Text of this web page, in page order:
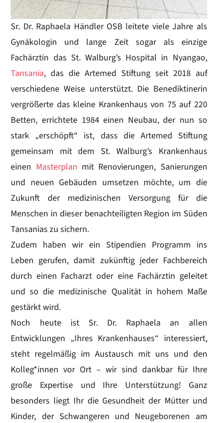
Sr. Dr. Raphaela Händler OSB leitete viele Jahre als
Gynäkologin und lange Zeit sogar als einzige
Fachärztin das St. Walburg’s Hospital in Nyangao,
Tansania, das die Artemed Stiftung seit 2018 auf
verschiedene Weise unterstützt. Die Benediktinerin
vergrößerte das kleine Krankenhaus von 75 auf 220
Betten, errichtete 1984 einen Neubau, der nun so
stark „erschöpft“ ist, dass die Artemed Stiftung
gemeinsam mit dem St. Walburg’s Krankenhaus
einen Masterplan mit Renovierungen, Sanierungen
und neuen Gebäuden umsetzen möchte, um die
Zukunft der medizinischen Versorgung für die
Menschen in dieser benachteiligten Region im Süden
Tansanias zu sichern.
Zudem haben wir ein Stipendien Programm ins
Leben gerufen, damit zukünftig jeder Fachbereich
durch einen Facharzt oder eine Fachärztin geleitet
und so die medizinische Qualität in hohem Maße
gestärkt wird.
Noch heute ist Sr. Dr. Raphaela an allen
Entwicklungen „Ihres Krankenhauses“ interessiert,
steht regelmäßig im Austausch mit uns und den
Kolleg*innen vor Ort – wir sind dankbar für Ihre
große Expertise und Ihre Unterstützung! Ganz
besonders liegt Ihr die Gesundheit der Mütter und
Kinder, der Schwangeren und Neugeborenen am